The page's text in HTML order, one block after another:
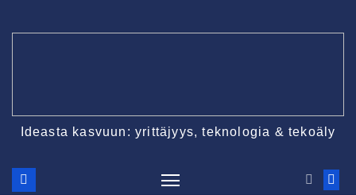
Ideasta kasvuun: yrittäjyys, teknologia & tekoäly